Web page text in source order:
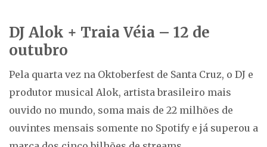
DJ Alok + Traia Véia – 12 de
outubro
Pela quarta vez na Oktoberfest de Santa Cruz, o DJ e
produtor musical Alok, artista brasileiro mais
ouvido no mundo, soma mais de 22 milhões de
ouvintes mensais somente no Spotify e já superou a